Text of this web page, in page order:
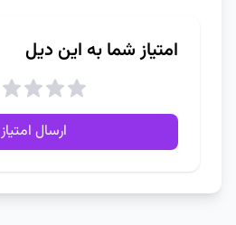
امتیاز شما به این دیل
ارسال امتیاز